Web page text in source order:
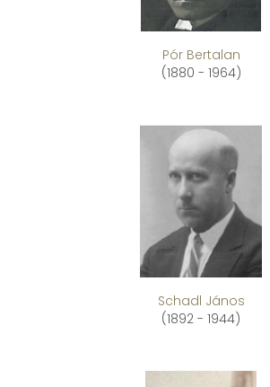
Pór Bertalan
(1880 - 1964)
Schadl János
(1892 - 1944)